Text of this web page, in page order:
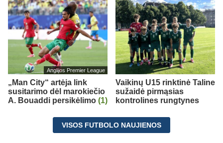
Anglijos Premier League
„Man City“ artėja link
susitarimo dėl marokiečio
A. Bouaddi persikėlimo (1)
Vaikinų U15 rinktinė Taline
sužaidė pirmąsias
kontrolines rungtynes
VISOS FUTBOLO NAUJIENOS